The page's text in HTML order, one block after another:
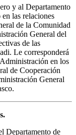
y al Departamento
las relaciones
de la Comunidad
General del
de las
Le corresponderá
en los
de Cooperación
General
Departamento de